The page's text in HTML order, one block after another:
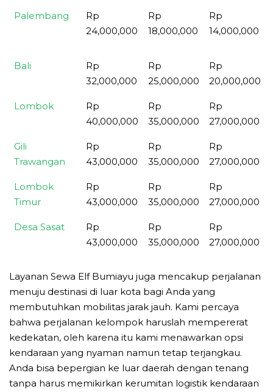
Palembang
Rp
24,000,000
Rp
18,000,000
Rp
14,000,000
Bali
Rp
32,000,000
Rp
25,000,000
Rp
20,000,000
Lombok
Rp
40,000,000
Rp
35,000,000
Rp
27,000,000
Gili
Trawangan
Rp
43,000,000
Rp
35,000,000
Rp
27,000,000
Lombok
Timur
Rp
43,000,000
Rp
35,000,000
Rp
27,000,000
Desa Sasat
Rp
43,000,000
Rp
35,000,000
Rp
27,000,000
Layanan Sewa Elf Bumiayu juga mencakup perjalanan
menuju destinasi di luar kota bagi Anda yang
membutuhkan mobilitas jarak jauh. Kami percaya
bahwa perjalanan kelompok haruslah mempererat
kedekatan, oleh karena itu kami menawarkan opsi
kendaraan yang nyaman namun tetap terjangkau.
Anda bisa bepergian ke luar daerah dengan tenang
tanpa harus memikirkan kerumitan logistik kendaraan